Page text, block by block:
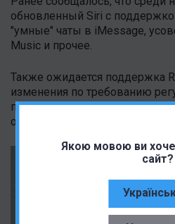
Якою мовою ви
сайт?
обновленный Siri с
"умные" чаты в iMessage,
Music и прочее.
Также ожидается поддержка
изменения по требованию
планирует сделать iOS 18
обновлением iPhone за всю